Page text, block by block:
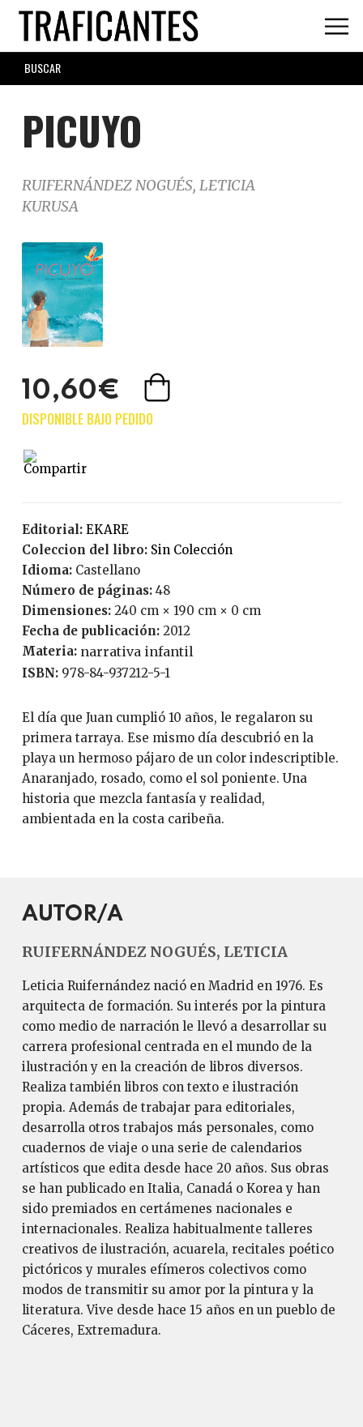
Skip
main
content
SEARCH
FORM
PICUYO
RUIFERNÁNDEZ NOGUÉS, LETICIA
KURUSA
10,60€
Editorial:
EKARE
Coleccion del libro:
Sin Colección
Idioma:
Castellano
Número de páginas:
48
Dimensiones: 240 cm × 190 cm × 0 cm
Fecha de publicación:
2012
Materia: narrativa infantil
ISBN: 978-84-937212-5-1
El día que Juan cumplió 10 años, le regalaron su
primera tarraya. Ese mismo día descubrió en la
playa un hermoso pájaro de un color indescriptible.
Anaranjado, rosado, como el sol poniente. Una
historia que mezcla fantasía y realidad,
ambientada en la costa caribeña.
AUTOR/A
RUIFERNÁNDEZ NOGUÉS, LETICIA
Leticia Ruifernández nació en Madrid en 1976. Es
arquitecta de formación. Su interés por la pintura
como medio de narración le llevó a desarrollar su
carrera profesional centrada en el mundo de la
ilustración y en la creación de libros diversos.
Realiza también libros con texto e ilustración
propia. Además de trabajar para editoriales,
desarrolla otros trabajos más personales, como
cuadernos de viaje o una serie de calendarios
artísticos que edita desde hace 20 años. Sus obras
se han publicado en Italia, Canadá o Korea y han
sido premiados en certámenes nacionales e
internacionales. Realiza habitualmente talleres
creativos de ilustración, acuarela, recitales poético
pictóricos y murales efímeros colectivos como
modos de transmitir su amor por la pintura y la
literatura. Vive desde hace 15 años en un pueblo de
Cáceres, Extremadura.